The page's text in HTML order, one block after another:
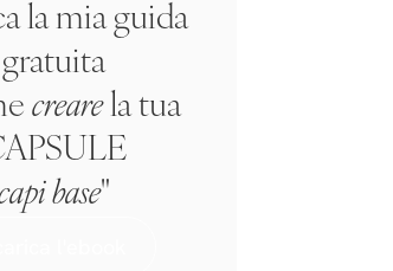
la mia guida
gratuita
crearela tua
base"